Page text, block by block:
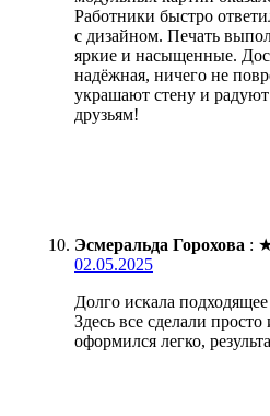
Работники быстро
с дизайном. Печать
яркие и насыщенные.
надёжная, ничего не
украшают стену и
друзьям!
Эсмеральда Горохова :
02.05.2025
Долго искала
Здесь все сделали просто
оформился легко,